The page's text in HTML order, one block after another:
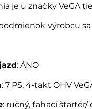
je u značky VeGA
výrobcu
: ÁNO
: 7 PS, 4-takt OHV
: ručný, ťahací štartér/